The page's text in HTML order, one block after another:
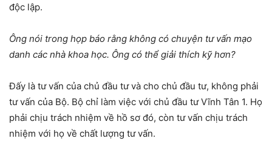
độc lập.
Ông nói trong họp báo rằng không có chuyện tư vấn mạo
danh các nhà khoa học. Ông có thể giải thích kỹ hơn?
Đấy là tư vấn của chủ đầu tư và cho chủ đầu tư, không phải
tư vấn của Bộ. Bộ chỉ làm việc với chủ đầu tư Vĩnh Tân 1. Họ
phải chịu trách nhiệm về hồ sơ đó, còn tư vấn chịu trách
nhiệm với họ về chất lượng tư vấn.